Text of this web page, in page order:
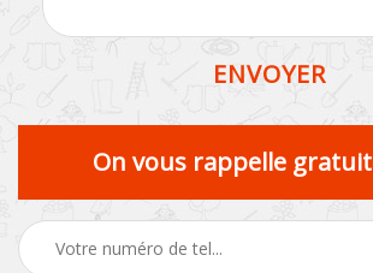
On vous rappelle